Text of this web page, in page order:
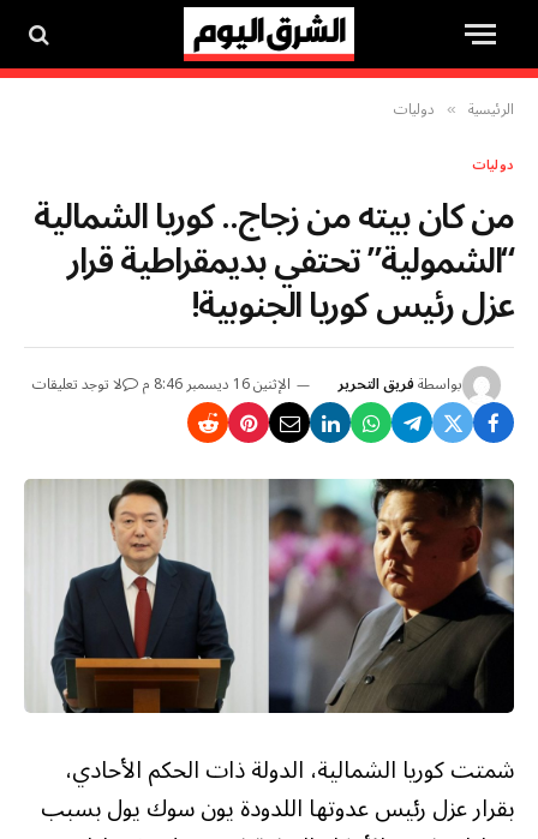
الرئيسية » دوليات
دوليات
من كان بيته من زجاج.. كوريا الشمالية
“الشمولية” تحتفي بديمقراطية قرار
عزل رئيس كوريا الجنوبية!
بواسطةفريق التحرير الإثنين 16 ديسمبر 8:46 م لا توجد تعليقات
شمتت كوريا الشمالية، الدولة ذات الحكم الأحادي،
بقرار عزل رئيس عدوتها اللدودة يون سوك يول بسبب